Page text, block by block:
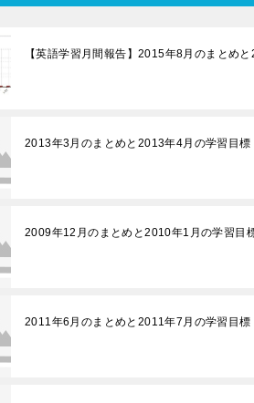
【英語学習月間報告】2015年8月のまとめ
2013年3月のまとめと2013年4月の学習目標
2009年12月のまとめと2010年1月の学習目
2011年6月のまとめと2011年7月の学習目標